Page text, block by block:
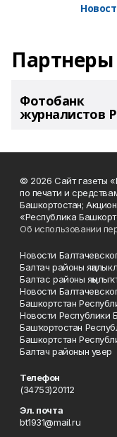
Партнеры
Фотобанк
журналистов
© 2026 Сайт газеты
по печати и
Башкортостан;
«Республика
Об использовании
Новости
Балтач районы
Балтас районы
Новости
Башкортстан
Новости Республики
Башҡортостан
Башкортстан
Балтач районын увер
Телефон
(34753)20112
Эл. почта
bt1931@mail.ru